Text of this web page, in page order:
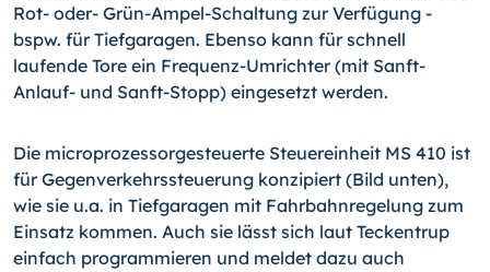
Rot- oder- Grün-Ampel-Schaltung zur Verfügung -
bspw. für Tiefgaragen. Ebenso kann für schnell
laufende Tore ein Frequenz-Umrichter (mit Sanft-
Anlauf- und Sanft-Stopp) eingesetzt werden.
Die microprozessorgesteuerte Steuereinheit MS 410 ist
für Gegenverkehrssteuerung konzipiert (Bild unten),
wie sie u.a. in Tiefgaragen mit Fahrbahnregelung zum
Einsatz kommen. Auch sie lässt sich laut Teckentrup
einfach programmieren und meldet dazu auch